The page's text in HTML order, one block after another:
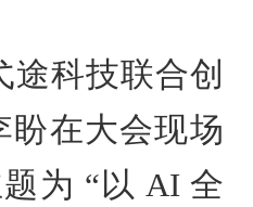
途科技联合创
盼在大会现场
为 “以 AI 全